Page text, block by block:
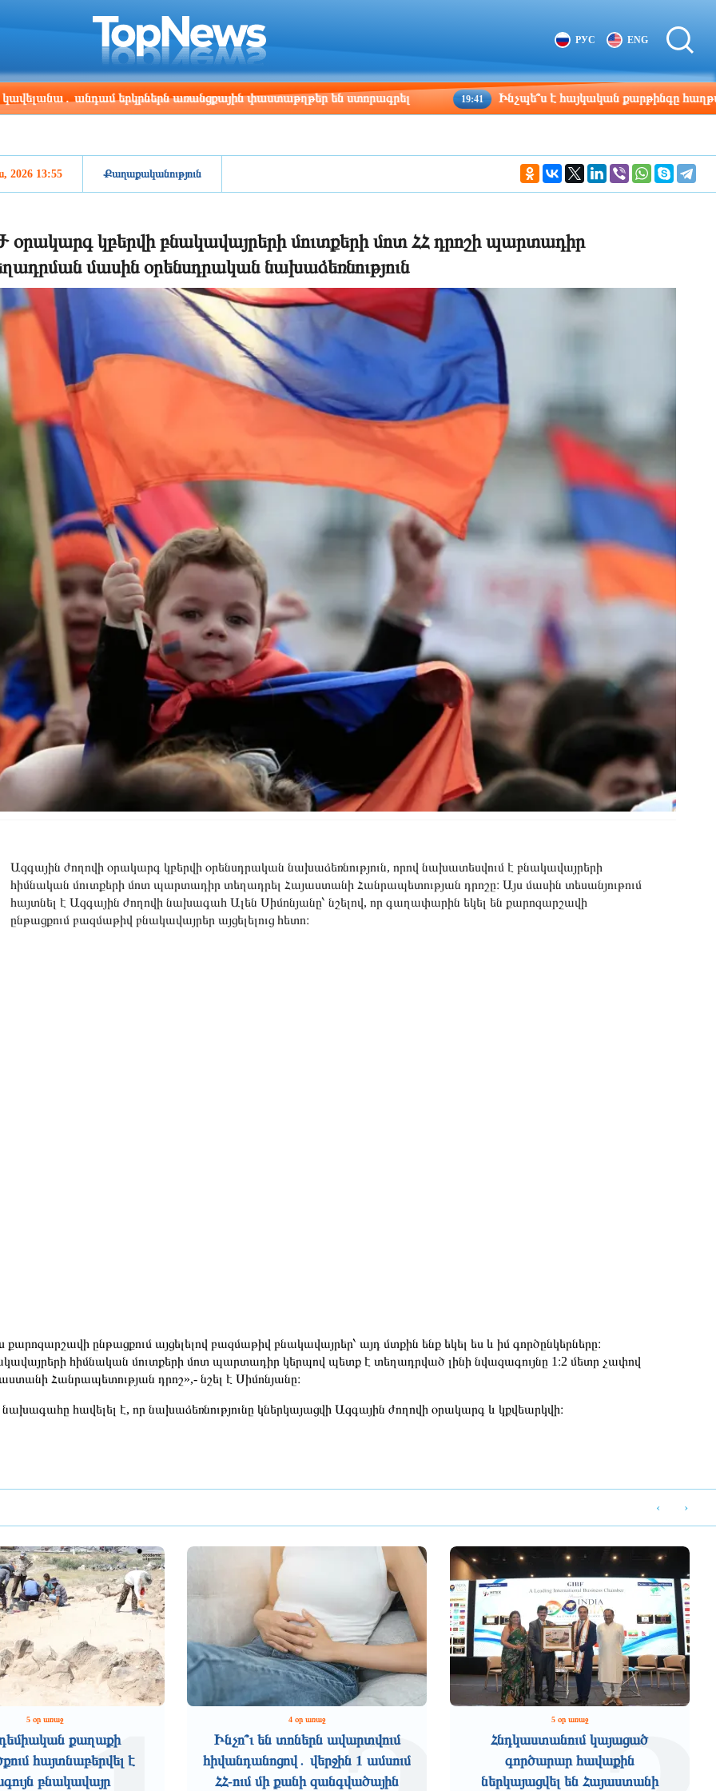
Los Angeles
23:03
Beijing
14:03 РУС ENG
երկրներն առանցքային փաստաթղթեր են ստորագրել 19:41 Ինչպե՞ս է հայկական քարթինգը հաղթահարում
2026 13:55 Քաղաքականություն
օրակարգ կբերվի բնակավայրերի մուտքերի մոտ ՀՀ դրոշի պարտադիր
մասին օրենսդրական նախաձեռնություն
Ազգային ժողովի օրակարգ կբերվի օրենսդրական նախաձեռնություն, որով նախատեսվում է բնակավայրերի
հիմնական մուտքերի մոտ պարտադիր տեղադրել Հայաստանի Հանրապետության դրոշը։ Այս մասին տեսանյութում
հայտնել է Ազգային ժողովի նախագահ Ալեն Սիմոնյանը՝ նշելով, որ գաղափարին եկել են քարոզարշավի
ընթացքում բազմաթիվ բնակավայրեր այցելելուց հետո։
քարոզարշավի ընթացքում այցելելով բազմաթիվ բնակավայրեր՝ այդ մտքին ենք եկել ես և իմ գործընկերները։
հիմնական մուտքերի մոտ պարտադիր կերպով պետք է տեղադրված լինի նվազագույնը 1։2 մետր չափով
Հանրապետության դրոշ»,- նշել է Սիմոնյանը։
հավելել է, որ նախաձեռնությունը կներկայացվի Ազգային ժողովի օրակարգ և կքվեարկվի։
5 օր առաջ
քաղաքի
հայտնաբերվել է
բնակավայր
4 օր առաջ
Ինչո՞ւ են տոներն ավարտվում
հիվանդանոցով․ վերջին 1 ամսում
ՀՀ-ում մի քանի զանգվածային
5 օր առաջ
Հնդկաստանում կայացած
գործարար հավաքին
ներկայացվել են Հայաստանի
‹ ›